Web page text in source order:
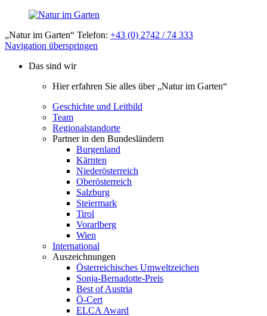
„Natur im Garten“ Telefon: +43 (0) 2742 / 74 333
Navigation überspringen
Das sind wir
Hier erfahren Sie alles über „Natur im Garten“
Geschichte und Leitbild
Team
Regionalstandorte
Partner in den Bundesländern
Burgenland
Kärnten
Niederösterreich
Oberösterreich
Salzburg
Steiermark
Tirol
Vorarlberg
Wien
International
Auszeichnungen
Österreichisches Umweltzeichen
Sonja-Bernadotte-Preis
Best of Austria
Ö-Cert
ELCA Award